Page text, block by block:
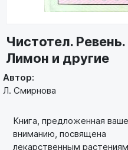
Чистотел.
Лимон и другие
Автор:
Л. Смирнова
Книга, предложенная
вниманию, посвящена
лекарственным растениям